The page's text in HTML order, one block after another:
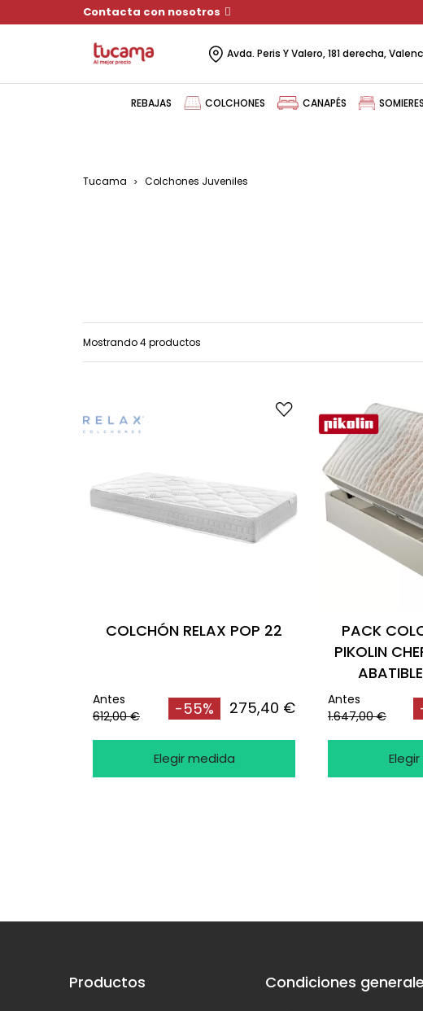
Contacta con nosotros
Avda. Peris Y Valero, 181 derecha,
REBAJAS COLCHONES CANAPÉS
Tucama Colchones Juveniles
Mostrando 4 productos
COLCHÓN RELAX POP 22
Antes
612,00 €
-55% 275,40 €
Elegir medida
PACK
PIKOLIN
Antes
1.647,00 €
Productos Condiciones